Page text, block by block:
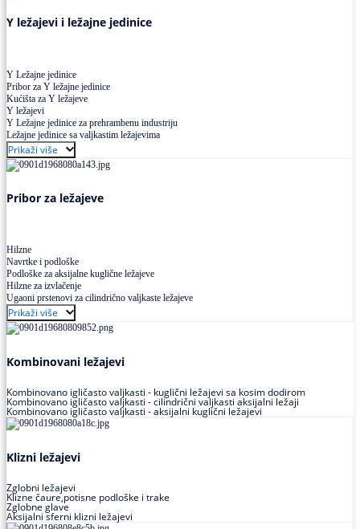
Y ležajevi i ležajne jedinice
Y Ležajne jedinice
Pribor za Y ležajne jedinice
Kućišta za Y ležajeve
Y ležajevi
Y Ležajne jedinice za prehrambenu industriju
Ležajne jedinice sa valjkastim ležajevima
Prikaži više
Pribor za ležajeve
Hilzne
Navrtke i podloške
Podloške za aksijalne kuglične ležajeve
Hilzne za izvlačenje
Ugaoni prstenovi za cilindrično valjkaste ležajeve
Prikaži više
Kombinovani ležajevi
Kombinovano igličasto valjkasti - kuglični ležajevi sa kosim dodirom
Kombinovano igličasto valjkasti - cilindrični valjkasti aksijalni ležaji
Kombinovano igličasto valjkasti - aksijalni kuglični ležajevi
Klizni ležajevi
Zglobni ležajevi
Klizne čaure,potisne podloške i trake
Zglobne glave
Aksijalni sferni klizni ležajevi